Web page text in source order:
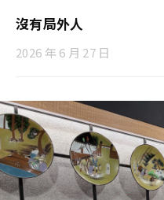
沒有局外人
2026 年 6 月 27 日